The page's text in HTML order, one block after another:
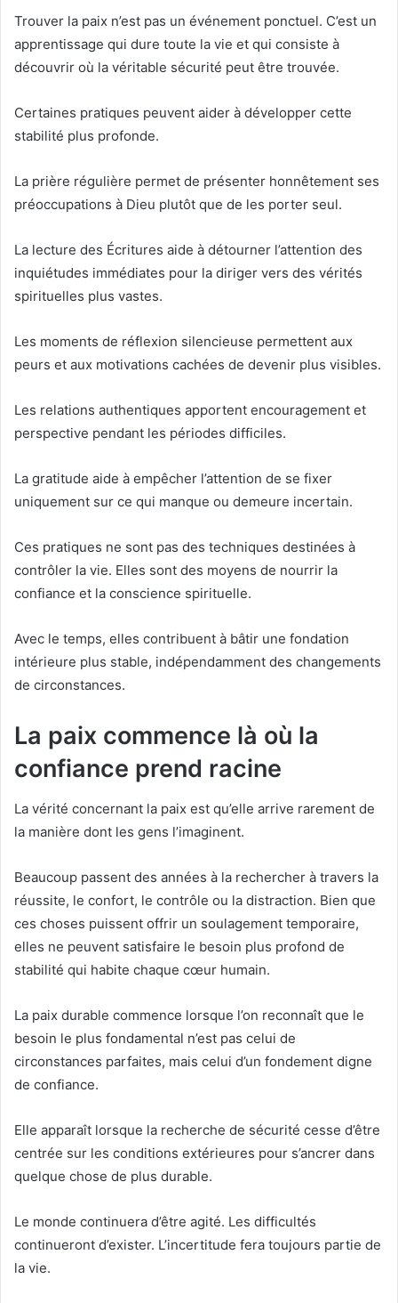
Trouver la paix n’est pas un événement ponctuel. C’est un
apprentissage qui dure toute la vie et qui consiste à
découvrir où la véritable sécurité peut être trouvée.
Certaines pratiques peuvent aider à développer cette
stabilité plus profonde.
La prière régulière permet de présenter honnêtement ses
préoccupations à Dieu plutôt que de les porter seul.
La lecture des Écritures aide à détourner l’attention des
inquiétudes immédiates pour la diriger vers des vérités
spirituelles plus vastes.
Les moments de réflexion silencieuse permettent aux
peurs et aux motivations cachées de devenir plus visibles.
Les relations authentiques apportent encouragement et
perspective pendant les périodes difficiles.
La gratitude aide à empêcher l’attention de se fixer
uniquement sur ce qui manque ou demeure incertain.
Ces pratiques ne sont pas des techniques destinées à
contrôler la vie. Elles sont des moyens de nourrir la
confiance et la conscience spirituelle.
Avec le temps, elles contribuent à bâtir une fondation
intérieure plus stable, indépendamment des changements
de circonstances.
La paix commence là où la
confiance prend racine
La vérité concernant la paix est qu’elle arrive rarement de
la manière dont les gens l’imaginent.
Beaucoup passent des années à la rechercher à travers la
réussite, le confort, le contrôle ou la distraction. Bien que
ces choses puissent offrir un soulagement temporaire,
elles ne peuvent satisfaire le besoin plus profond de
stabilité qui habite chaque cœur humain.
La paix durable commence lorsque l’on reconnaît que le
besoin le plus fondamental n’est pas celui de
circonstances parfaites, mais celui d’un fondement digne
de confiance.
Elle apparaît lorsque la recherche de sécurité cesse d’être
centrée sur les conditions extérieures pour s’ancrer dans
quelque chose de plus durable.
Le monde continuera d’être agité. Les difficultés
continueront d’exister. L’incertitude fera toujours partie de
la vie.